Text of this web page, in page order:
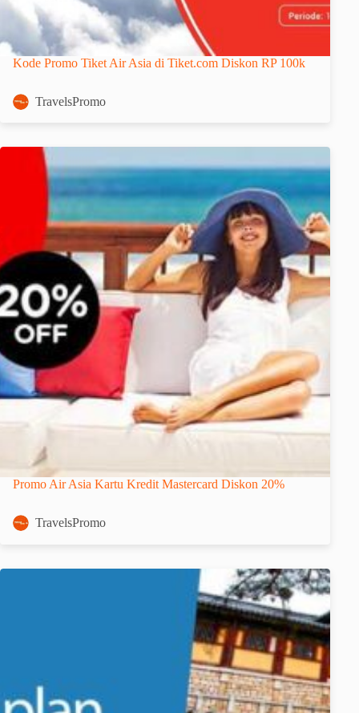
Kode Promo Tiket Air Asia di Tiket.com Diskon RP 100k
TravelsPromo
Promo Air Asia Kartu Kredit Mastercard Diskon 20%
TravelsPromo